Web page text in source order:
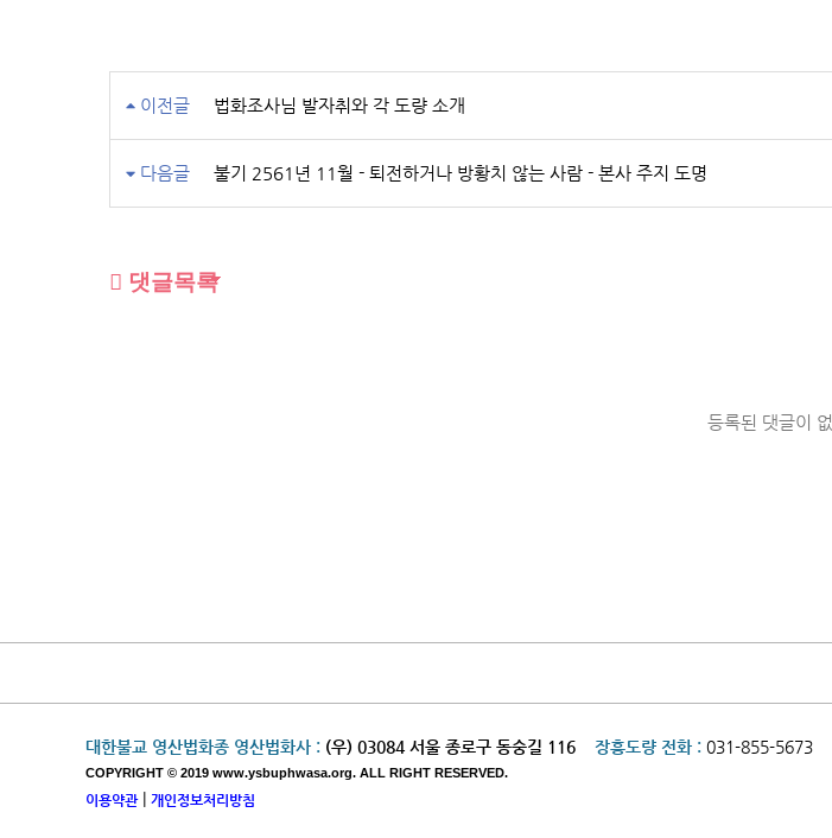
이전글 법화조사님 발자취와 각 도량 소개
다음글 불기 2561년 11월 - 퇴전하거나 방황치 않는 사람 - 본사 주지 도명
댓글목록
등록된 댓글이
대한불교 영산법화종 영산법화사 : (우) 03084 서울 종로구 동숭길 116 장흥도량 전화 : 031-855-5673
COPYRIGHT © 2019 www.ysbuphwasa.org. ALL RIGHT RESERVED.
이용약관| 개인정보처리방침